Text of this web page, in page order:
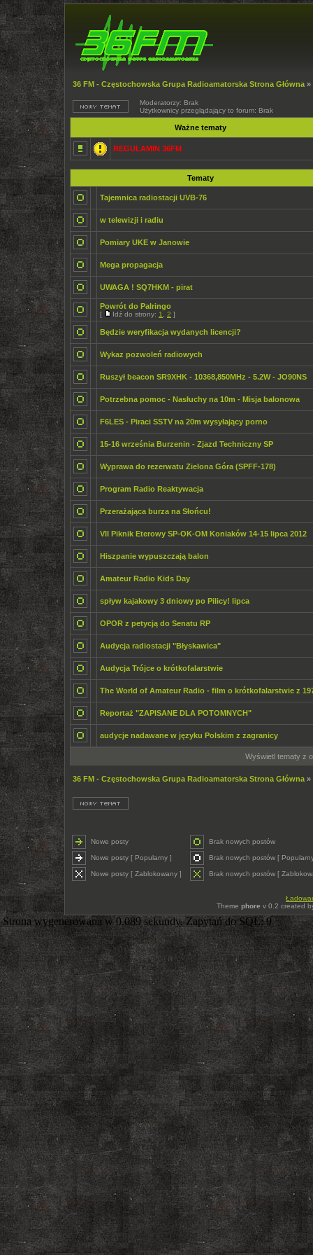
36 FM - Częstochowska Grupa Radioamatorska Strona Główna »
Moderatorzy: Brak
Użytkownicy przeglądający to forum: Brak
Ważne tematy
REGULAMIN 36FM
Tematy
Tajemnica radiostacji UVB-76
w telewizji i radiu
Pomiary UKE w Janowie
Mega propagacja
UWAGA ! SQ7HKM - pirat
Powrót do Palringo
[ Idź do strony: 1 2 ]
Będzie weryfikacja wydanych licencji?
Wykaz pozwoleń radiowych
Ruszył beacon SR9XHK - 10368,850MHz - 5.2W - JO90NS
Potrzebna pomoc - Nasłuchy na 10m - Misja balonowa
F6LES - Piraci SSTV na 20m wysyłający porno
15-16 września Burzenin - Zjazd Techniczny SP
Wyprawa do rezerwatu Zielona Góra (SPFF-178)
Program Radio Reaktywacja
Przerażająca burza na Słońcu!
VII Piknik Eterowy SP-OK-OM Koniaków 14-15 lipca 2012
Hiszpanie wypuszczają balon
Amateur Radio Kids Day
spływ kajakowy 3 dniowy po Pilicy! lipca
OPOR z petycją do Senatu RP
Audycja radiostacji "Błyskawica"
Audycja Trójce o krótkofalarstwie
The World of Amateur Radio - film o krótkofalarstwie z
Reportaż "ZAPISANE DLA POTOMNYCH"
audycje nadawane w języku Polskim z zagranicy
Wyświetl tematy z
36 FM - Częstochowska Grupa Radioamatorska Strona Główna »
Nowe posty Brak nowych postów
Nowe posty [ Popularny ] Brak nowych postów [
Nowe posty [ Zablokowany ] Brak nowych postów [
Theme phore v 0.2 created
Strona wygenerowana w 0.089 sekundy. Zapytań do SQL: 9